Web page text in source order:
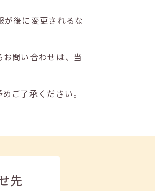
が後に変更されるな
問い合わせは、当
ご了承ください。
先